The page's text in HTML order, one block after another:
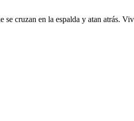
cruzan en la espalda y atan atrás.